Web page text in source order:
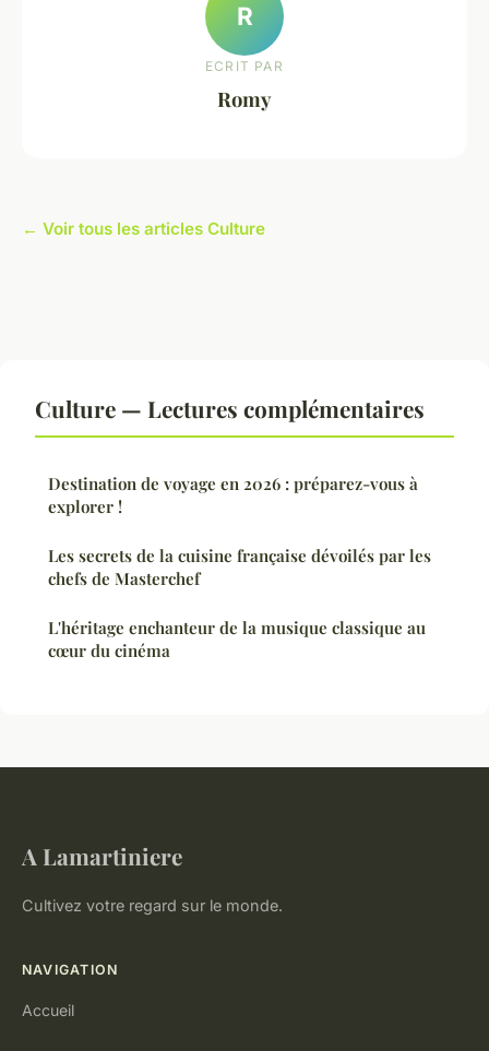
R
ECRIT PAR
Romy
← Voir tous les articles Culture
Culture — Lectures complémentaires
Destination de voyage en 2026 : préparez-vous à
explorer !
Les secrets de la cuisine française dévoilés par les
chefs de Masterchef
L'héritage enchanteur de la musique classique au
cœur du cinéma
A Lamartiniere
Cultivez votre regard sur le monde.
NAVIGATION
Accueil